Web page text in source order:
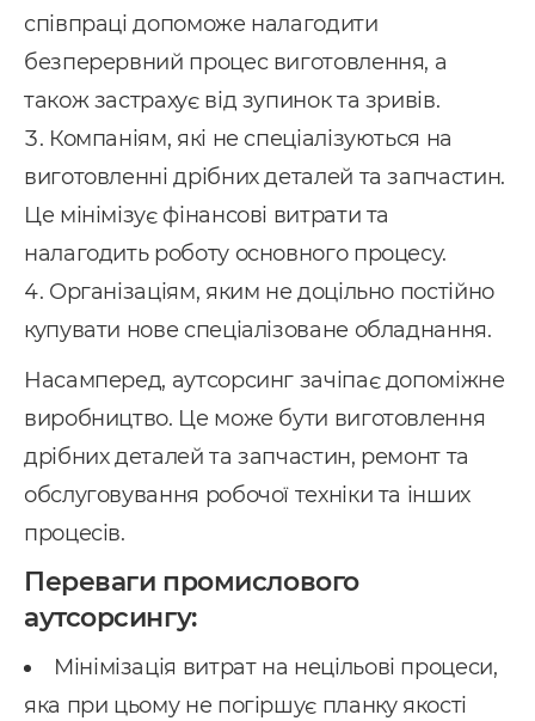
співпраці допоможе налагодити
безперервний процес виготовлення, а
також застрахує від зупинок та зривів.
Компаніям, які не спеціалізуються на
виготовленні дрібних деталей та запчастин.
Це мінімізує фінансові витрати та
налагодить роботу основного процесу.
Організаціям, яким не доцільно постійно
купувати нове спеціалізоване обладнання.
Насамперед, аутсорсинг зачіпає допоміжне
виробництво. Це може бути виготовлення
дрібних деталей та запчастин, ремонт та
обслуговування робочої техніки та інших
процесів.
Переваги промислового
аутсорсингу:
Мінімізація витрат на нецільові процеси,
яка при цьому не погіршує планку якості